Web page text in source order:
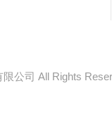
限公司 All Rights